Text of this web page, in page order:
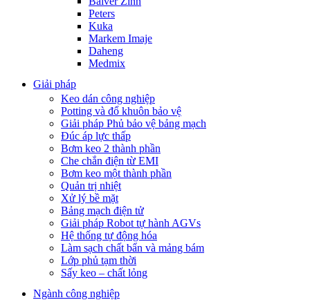
Peters
Kuka
Markem Imaje
Daheng
Medmix
Giải pháp
Keo dán công nghiệp
Potting và đổ khuôn bảo vệ
Giải pháp Phủ bảo vệ bảng mạch
Đúc áp lực thấp
Bơm keo 2 thành phần
Che chắn điện từ EMI
Bơm keo một thành phần
Quản trị nhiệt
Xử lý bề mặt
Bảng mạch điện tử
Giải pháp Robot tự hành AGVs
Hệ thống tự động hóa
Làm sạch chất bẩn và mảng bám
Lớp phủ tạm thời
Sấy keo – chất lỏng
Ngành công nghiệp